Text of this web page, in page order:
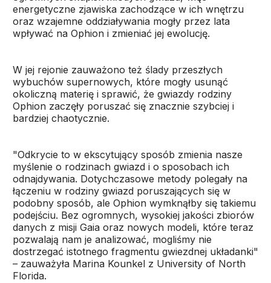
energetyczne zjawiska zachodzące w ich wnętrzu
oraz wzajemne oddziaływania mogły przez lata
wpływać na Ophion i zmieniać jej ewolucję.
W jej rejonie zauważono też ślady przeszłych
wybuchów supernowych, które mogły usunąć
okoliczną materię i sprawić, że gwiazdy rodziny
Ophion zaczęły poruszać się znacznie szybciej i
bardziej chaotycznie.
"Odkrycie to w ekscytujący sposób zmienia nasze
myślenie o rodzinach gwiazd i o sposobach ich
odnajdywania. Dotychczasowe metody polegały na
łączeniu w rodziny gwiazd poruszających się w
podobny sposób, ale Ophion wymknąłby się takiemu
podejściu. Bez ogromnych, wysokiej jakości zbiorów
danych z misji Gaia oraz nowych modeli, które teraz
pozwalają nam je analizować, mogliśmy nie
dostrzegać istotnego fragmentu gwiezdnej układanki"
– zauważyła Marina Kounkel z University of North
Florida.